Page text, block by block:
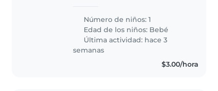
enérgico e inteligente.
Buscamos a alguien con
experiencia que se sienta
cómoda realizando algunas..
Número de niños: 1
Edad de los niños: Bebé
Última actividad: hace 3
semanas
$3.00/hora